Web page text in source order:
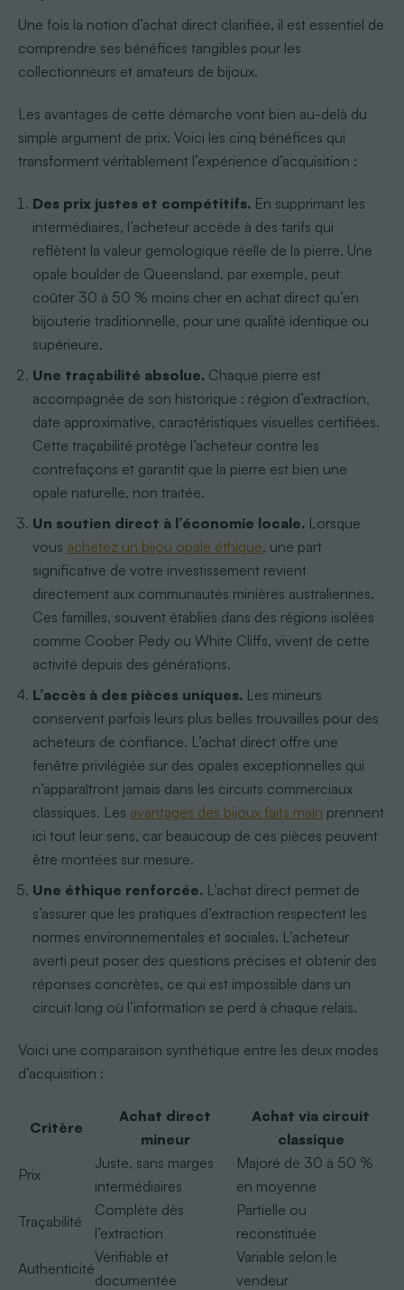
Une fois la notion d’achat direct clarifiée, il est essentiel de
comprendre ses bénéfices tangibles pour les
collectionneurs et amateurs de bijoux.
Les avantages de cette démarche vont bien au-delà du
simple argument de prix. Voici les cinq bénéfices qui
transforment véritablement l’expérience d’acquisition :
Des prix justes et compétitifs. En supprimant les
intermédiaires, l’acheteur accède à des tarifs qui
reflètent la valeur gemologique réelle de la pierre. Une
opale boulder de Queensland, par exemple, peut
coûter 30 à 50 % moins cher en achat direct qu’en
bijouterie traditionnelle, pour une qualité identique ou
supérieure.
Une traçabilité absolue. Chaque pierre est
accompagnée de son historique : région d’extraction,
date approximative, caractéristiques visuelles certifiées.
Cette traçabilité protège l’acheteur contre les
contrefaçons et garantit que la pierre est bien une
opale naturelle, non traitée.
Un soutien direct à l’économie locale. Lorsque
vous achetez un bijou opale éthique, une part
significative de votre investissement revient
directement aux communautés minières australiennes.
Ces familles, souvent établies dans des régions isolées
comme Coober Pedy ou White Cliffs, vivent de cette
activité depuis des générations.
L’accès à des pièces uniques. Les mineurs
conservent parfois leurs plus belles trouvailles pour des
acheteurs de confiance. L’achat direct offre une
fenêtre privilégiée sur des opales exceptionnelles qui
n’apparaîtront jamais dans les circuits commerciaux
classiques. Les avantages des bijoux faits main prennent
ici tout leur sens, car beaucoup de ces pièces peuvent
être montées sur mesure.
Une éthique renforcée. L’achat direct permet de
s’assurer que les pratiques d’extraction respectent les
normes environnementales et sociales. L’acheteur
averti peut poser des questions précises et obtenir des
réponses concrètes, ce qui est impossible dans un
circuit long où l’information se perd à chaque relais.
Voici une comparaison synthétique entre les deux modes
d’acquisition :
Critère
Achat direct
mineur
Achat via circuit
classique
Prix
Juste, sans marges
intermédiaires
Majoré de 30 à 50 %
en moyenne
Traçabilité
Complète dès
l’extraction
Partielle ou
reconstituée
Authenticité
Vérifiable et
documentée
Variable selon le
vendeur